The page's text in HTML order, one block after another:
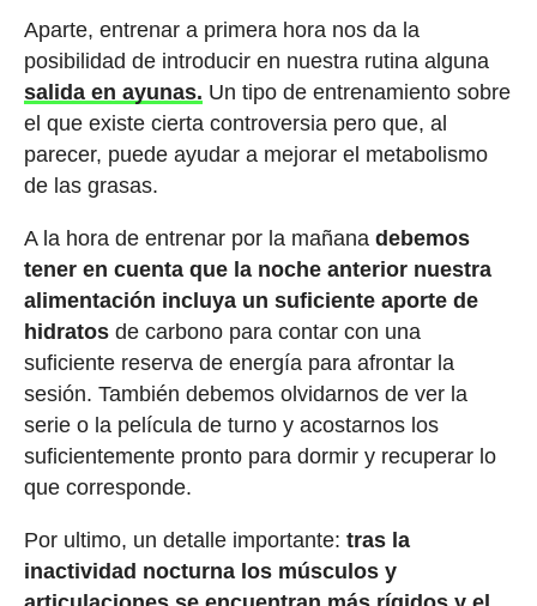
Aparte, entrenar a primera hora nos da la
posibilidad de introducir en nuestra rutina alguna
salida en ayunas. Un tipo de entrenamiento sobre
el que existe cierta controversia pero que, al
parecer, puede ayudar a mejorar el metabolismo
de las grasas.
A la hora de entrenar por la mañanadebemos
tener en cuenta que la noche anterior nuestra
alimentación incluya un suficiente aporte de
hidratosde carbono para contar con una
suficiente reserva de energía para afrontar la
sesión. También debemos olvidarnos de ver la
serie o la película de turno y acostarnos los
suficientemente pronto para dormir y recuperar lo
que corresponde.
Por ultimo, un detalle importante: tras la
inactividad nocturna los músculos y